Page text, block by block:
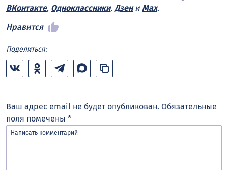
ВКонтакте, Одноклассники, Дзени Max.
Нравится
Поделиться:
Ваш адрес email не будет опубликован. Обязательные
поля помечены *